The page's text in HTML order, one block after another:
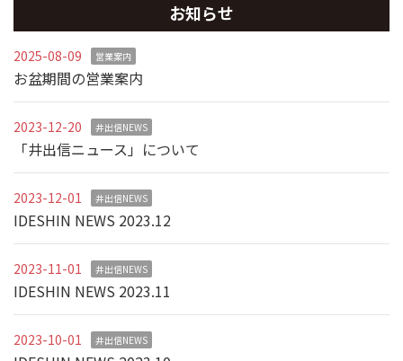
お知らせ
2025-08-09 営業案内
お盆期間の営業案内
2023-12-20 井出信NEWS
「井出信ニュース」について
2023-12-01 井出信NEWS
IDESHIN NEWS 2023.12
2023-11-01 井出信NEWS
IDESHIN NEWS 2023.11
2023-10-01 井出信NEWS